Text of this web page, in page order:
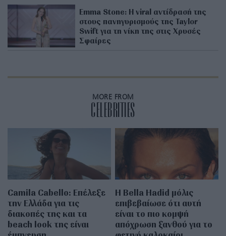
Emma Stone: Η viral αντίδρασή της
στους πανηγυρισμούς της Taylor
Swift για τη νίκη της στις Χρυσές
Σφαίρες
MORE FROM
CELEBRITIES
Camila Cabello: Επέλεξε
την Ελλάδα για τις
διακοπές της και τα
beach look της είναι
Η Bella Hadid μόλις
επιβεβαίωσε ότι αυτή
είναι το πιο κομψή
απόχρωση ξανθού για το